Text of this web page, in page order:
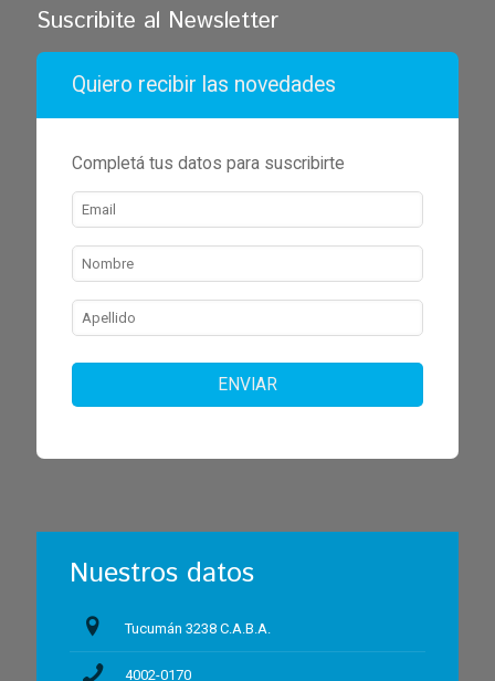
Suscribite al Newsletter
Quiero recibir las novedades
Completá tus datos para suscribirte
ENVIAR
Nuestros datos
Tucumán 3238 C.A.B.A.
4002-0170